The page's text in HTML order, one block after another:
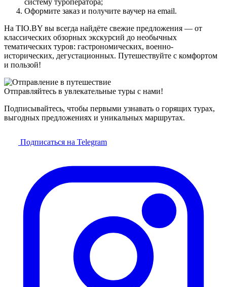
систему туроператора;
Оформите заказ и получите ваучер на email.
На TIO.BY вы всегда найдёте свежие предложения — от
классических обзорных экскурсий до необычных
тематических туров: гастрономических, военно-
исторических, дегустационных. Путешествуйте с комфортом
и пользой!
Отправляйтесь в увлекательные туры с нами!
Подписывайтесь, чтобы первыми узнавать о горящих турах,
выгодных предложениях и уникальных маршрутах.
Подписаться на Telegram